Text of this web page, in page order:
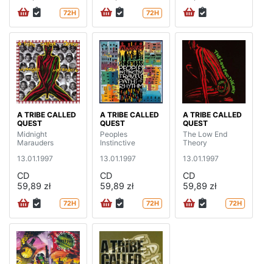
72H 72H
A TRIBE CALLED
QUEST
Midnight
Marauders
13.01.1997
CD
59,89 zł
72H
A TRIBE CALLED
QUEST
Peoples
Instinctive
13.01.1997
CD
59,89 zł
72H
A TRIBE CALLED
QUEST
The Low End
Theory
13.01.1997
CD
59,89 zł
72H